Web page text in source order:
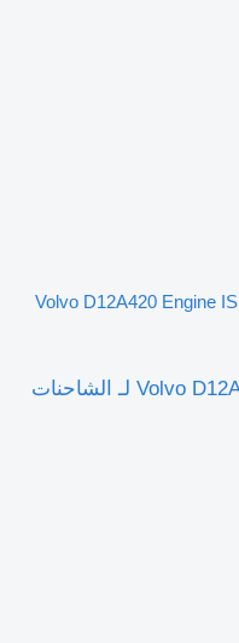
المحرك Volvo D12A420 Engine IS